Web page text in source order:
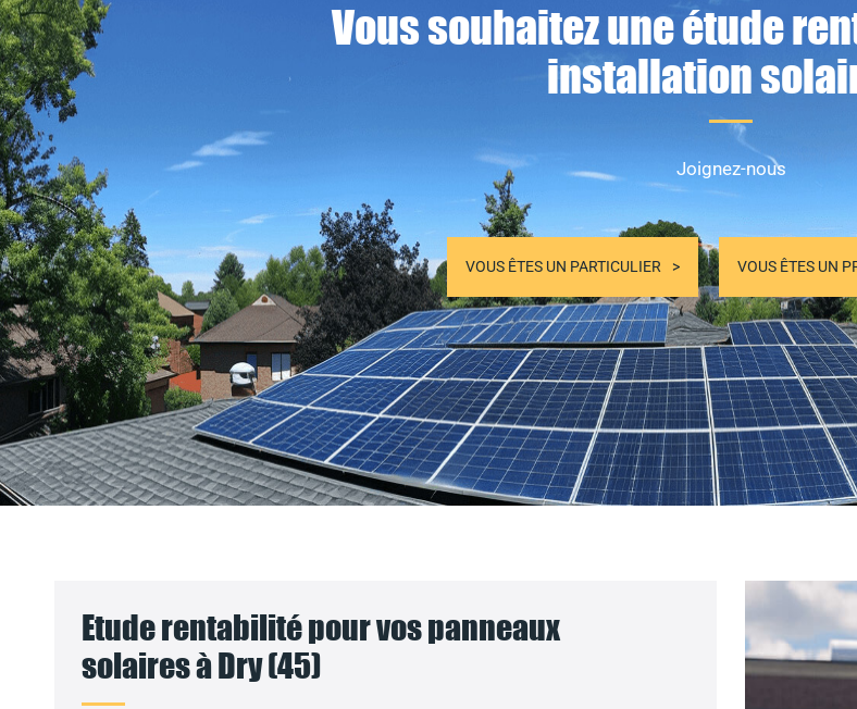
Vous souhaitez une étude
installation
Joignez-nous
VOUS ÊTES UN PARTICULIER VOUS ÊTES UN
Etude rentabilité pour vos panneaux
solaires à Dry (45)